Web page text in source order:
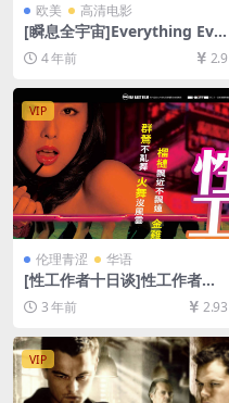
欧美 高清电影
[瞬息全宇宙]Everything Eve
rywhere All at Once (2022)
[百度网盘+迅雷云盘资源1080
P超清未删减][MP4/8.8GB][中
文字幕]
4 年前 2.9
VIP
伦理青涩 华语
[性工作者十日谈]性工作者十
日談 (2007)[百度网盘+迅雷云
盘资源1080P超清未删减][MP
3 年前 2.93
VIP